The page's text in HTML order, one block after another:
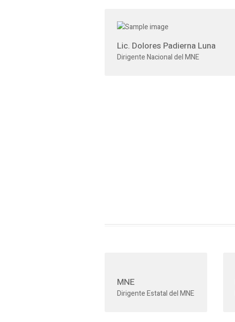
Lic. Dolores Padierna Luna
Dirigente Nacional del MNE
MNE
Dirigente Estatal del MNE